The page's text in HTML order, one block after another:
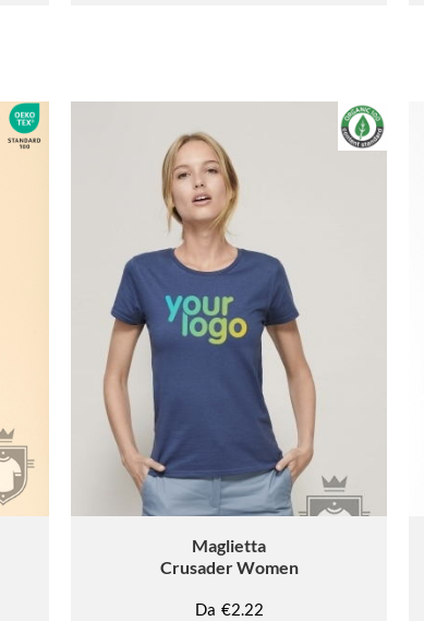
Maglietta
Crusader Women
Da €2.22